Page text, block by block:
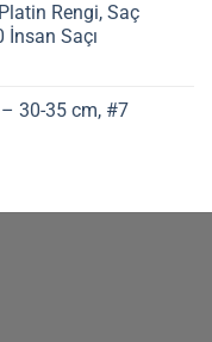
Rengi, Saç
İnsan Saçı
– 30-35 cm, #7